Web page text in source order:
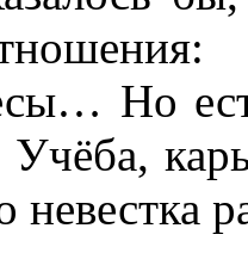
Но
невестка